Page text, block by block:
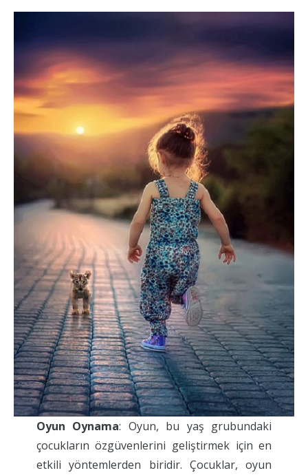
Oyun Oynama: Oyun, bu yaş grubundaki
çocukların özgüvenlerini geliştirmek için en
etkili yöntemlerden biridir. Çocuklar, oyun